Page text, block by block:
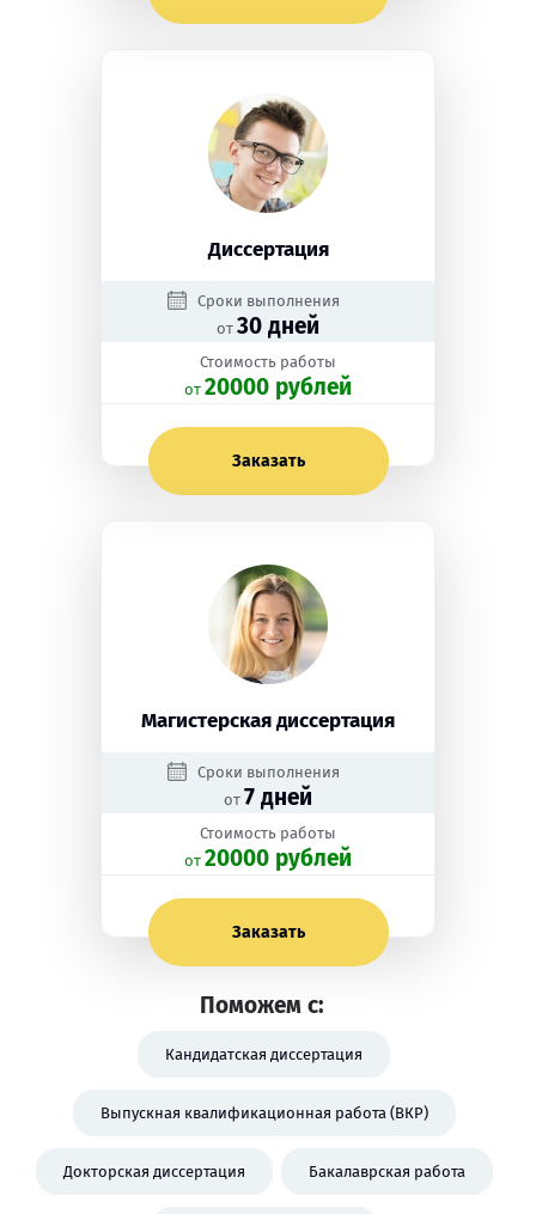
Диссертация
Сроки выполнения
от 30 дней
Стоимость работы
oт 20000 рублей
Заказать
Магистерская диссертация
Сроки выполнения
от 7 дней
Стоимость работы
oт 20000 рублей
Заказать
Поможем с:
Кандидатская диссертация
Выпускная квалификационная работа (ВКР)
Докторская диссертация Бакалаврская работа